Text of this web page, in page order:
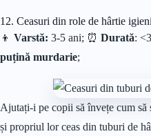
12. Ceasuri din role de hârtie
👦 Varstă: 3-5 ani; ⏰ Durată:
puțină murdarie;
Ajutați-i pe copii să învețe cum să
și propriul lor ceas din tuburi de